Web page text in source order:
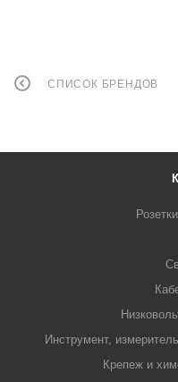
СПИСОК БРЕНДОВ
Инструмент,
Крепеж и